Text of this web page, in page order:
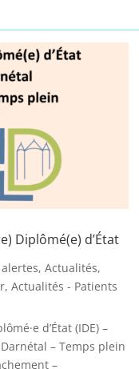
Diplômé(e) d’État
, Actualités,
, Actualités - Patients
d’État (IDE) –
Darnétal – Temps plein
–